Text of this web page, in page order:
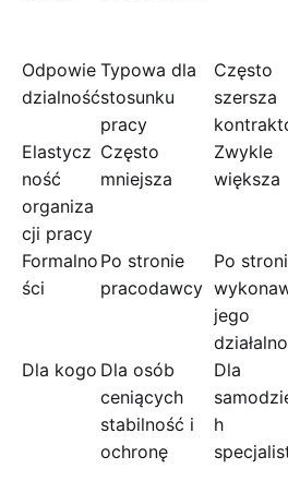
Odpowie
dzialność
Typowa dla
stosunku
pracy
Często
szersza
Elastycz
ność
organiza
cji pracy
Często
mniejsza
Zwykle
większa
Formalno
ści
Po stronie
pracodawcy
Po
jego
Dla kogo Dla osób
ceniących
stabilność i
ochronę
Dla
h